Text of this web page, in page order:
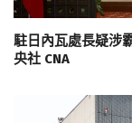
駐日內瓦處長疑涉
央社 CNA